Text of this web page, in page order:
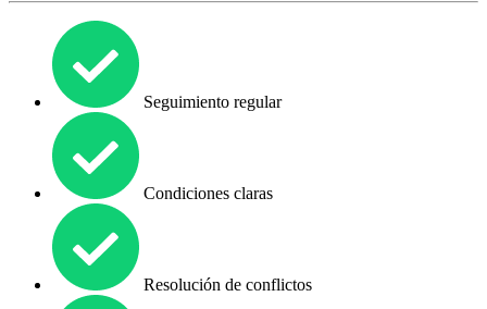
Seguimiento regular
Condiciones claras
Resolución de conflictos